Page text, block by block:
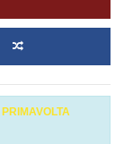
PRIMAVOLTA